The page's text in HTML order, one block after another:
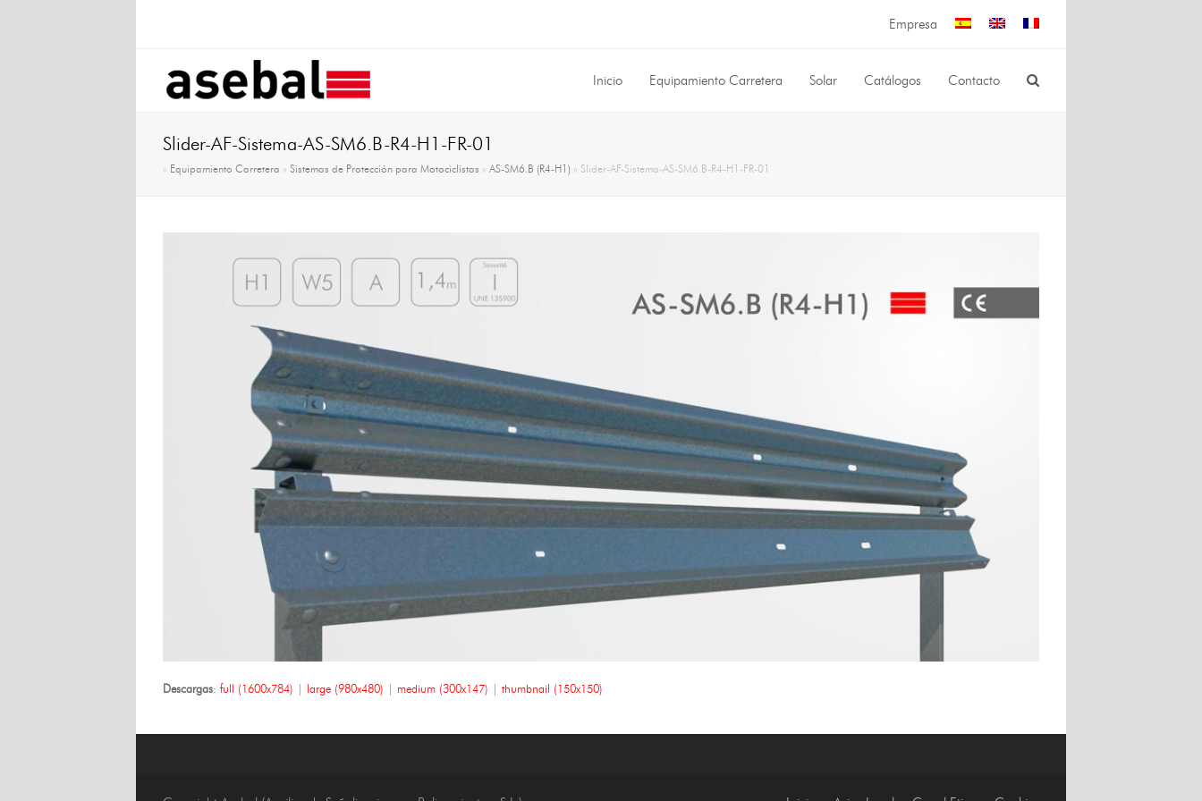
Empresa
Inicio Equipamiento Carretera Solar Catálogos Contacto
Slider-AF-Sistema-AS-SM6.B-R4-H1-FR-01
» Equipamiento Carretera » Sistemas de Protección para Motociclistas » AS-SM6.B (R4-H1) » Slider-AF-Sistema-AS-SM6.B-R4-H1-FR-01
Descargas: full (1600x784) | large (980x480) | medium (300x147) | thumbnail (150x150)